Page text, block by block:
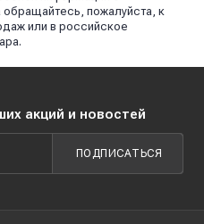
обращайтесь, пожалуйста, к
или в российское
акций и новостей
ПОДПИСАТЬСЯ